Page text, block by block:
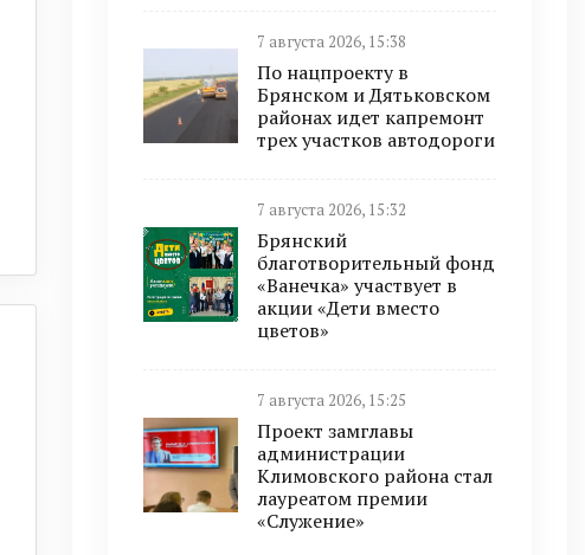
7 августа 2026, 15:38
По нацпроекту в
Брянском и Дятьковском
районах идет капремонт
трех участков автодороги
7 августа 2026, 15:32
Брянский
благотворительный фонд
«Ванечка» участвует в
акции «Дети вместо
цветов»
7 августа 2026, 15:25
Проект замглавы
администрации
Климовского района стал
лауреатом премии
«Служение»